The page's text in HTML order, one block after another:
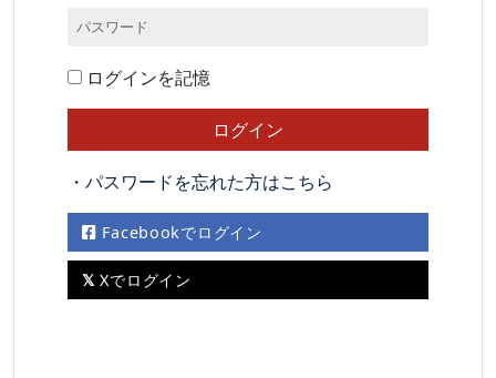
ログインを記憶
・パスワードを忘れた方はこちら
Facebookでログイン
Xでログイン